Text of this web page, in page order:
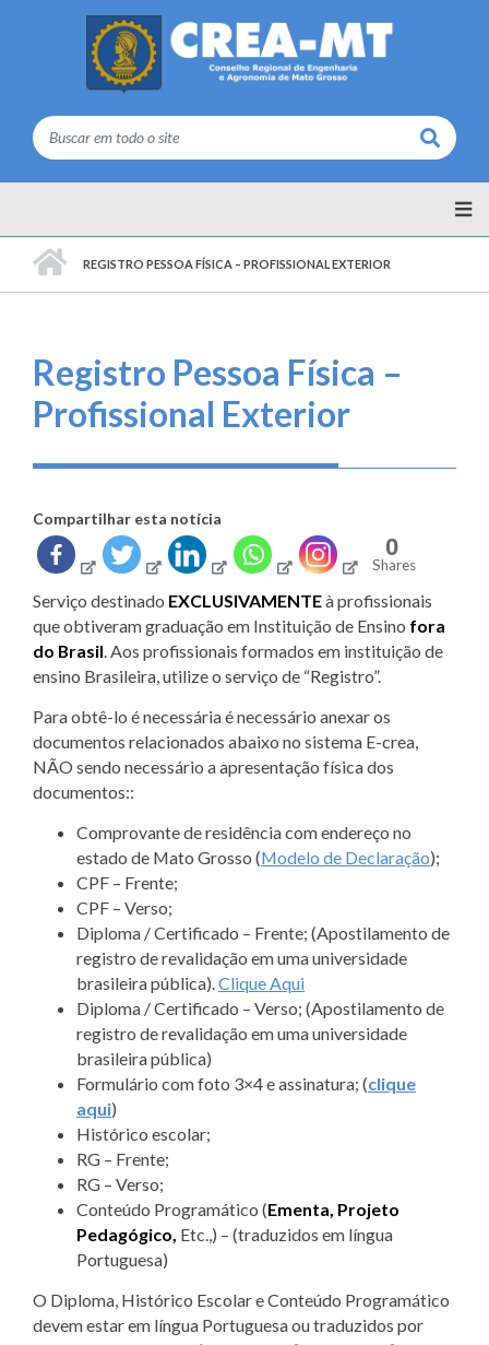
Buscar
REGISTRO PESSOA FÍSICA – PROFISSIONAL EXTERIOR
Registro Pessoa Física –
Profissional Exterior
Compartilhar esta notícia
0
Shares
Serviço destinado EXCLUSIVAMENTEà profissionais
que obtiveram graduação em Instituição de Ensino fora
do Brasil. Aos profissionais formados em instituição de
ensino Brasileira, utilize o serviço de “Registro”.
Para obtê-lo é necessária é necessário anexar os
documentos relacionados abaixo no sistema E-crea,
NÃO sendo necessário a apresentação física dos
documentos::
Comprovante de residência com endereço no
estado de Mato Grosso (Modelo de Declaração);
CPF – Frente;
CPF – Verso;
Diploma / Certificado – Frente; (Apostilamento de
registro de revalidação em uma universidade
brasileira pública).Clique Aqui
Diploma / Certificado – Verso; (Apostilamento de
registro de revalidação em uma universidade
brasileira pública)
Formulário com foto 3×4 e assinatura; (clique
aqui)
Histórico escolar;
RG – Frente;
RG – Verso;
Conteúdo Programático (Ementa, Projeto
Pedagógico, Etc.,) – (traduzidos em língua
Portuguesa)
O Diploma, Histórico Escolar e Conteúdo Programático
devem estar em língua Portuguesa ou traduzidos por